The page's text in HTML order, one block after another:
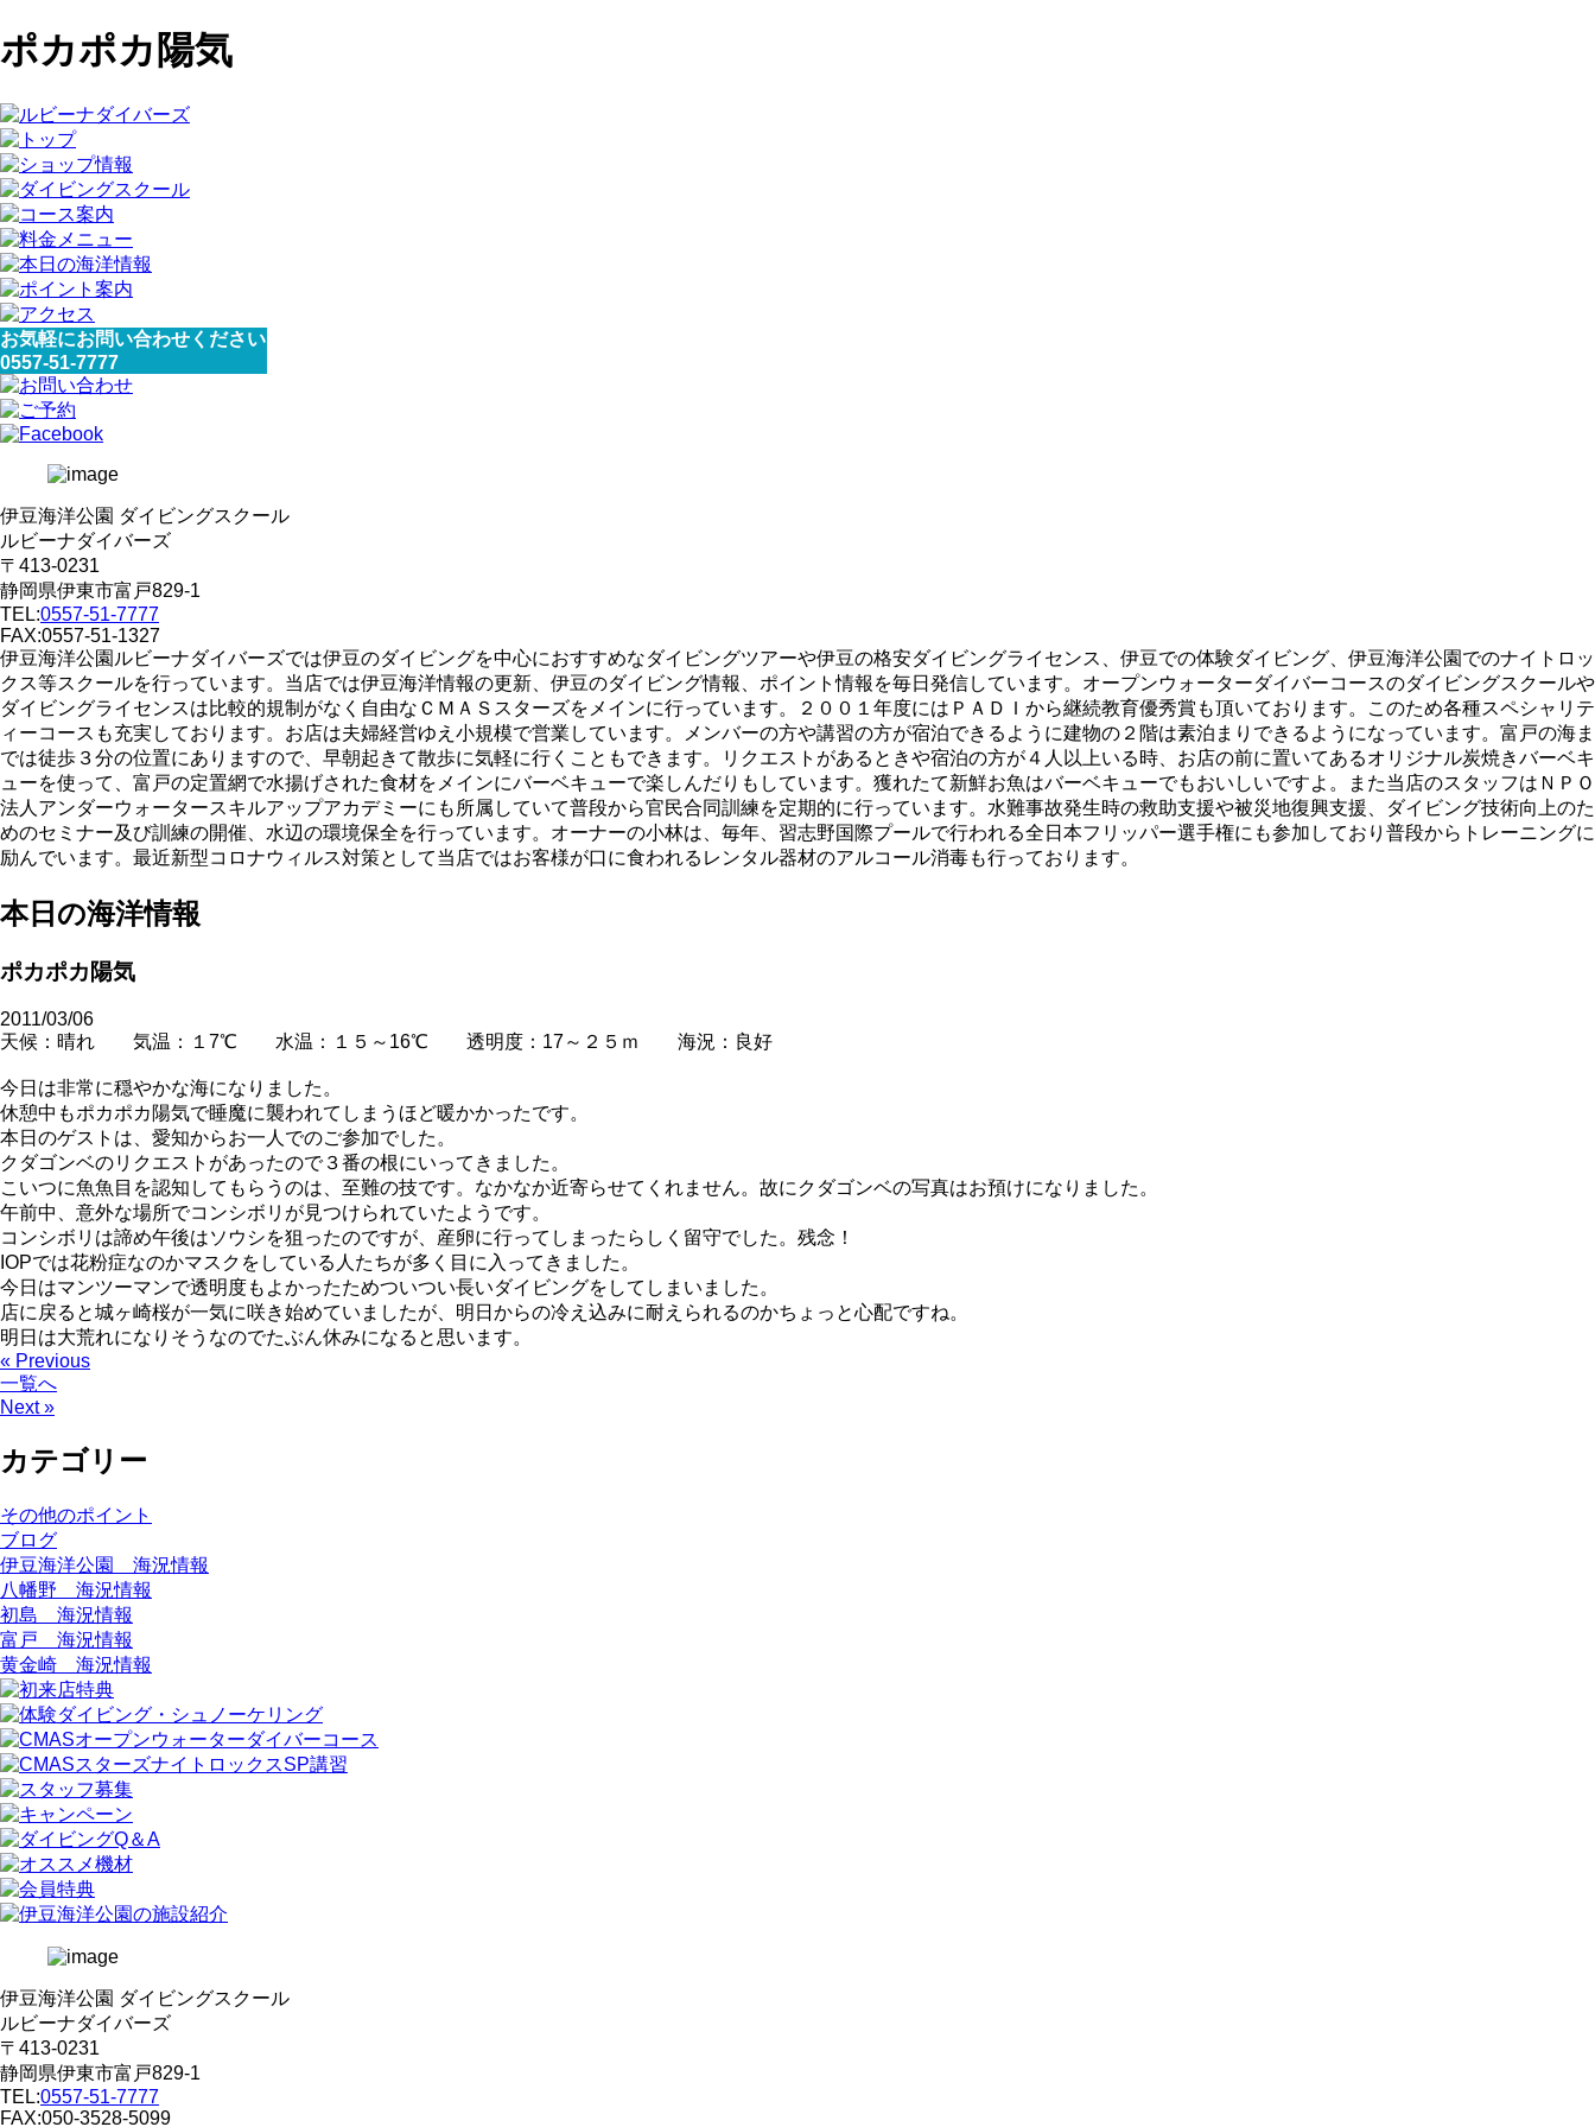
ポカポカ陽気
お気軽にお問い合わせください
0557-51-7777
伊豆海洋公園 ダイビングスクール
ルビーナダイバーズ
〒413-0231
静岡県伊東市富戸829-1
TEL:0557-51-7777
FAX:0557-51-1327
伊豆海洋公園ルビーナダイバーズでは伊豆のダイビングを中心におすすめなダイビングツアーや伊豆の格安ダイビングライセンス、伊豆での体験ダイビング、伊豆海洋公園でのナイトロッ
クス等スクールを行っています。当店では伊豆海洋情報の更新、伊豆のダイビング情報、ポイント情報を毎日発信しています。オープンウォーターダイバーコースのダイビングスクールや
ダイビングライセンスは比較的規制がなく自由なＣＭＡＳスターズをメインに行っています。２００１年度にはＰＡＤＩから継続教育優秀賞も頂いております。このため各種スペシャリテ
ィーコースも充実しております。お店は夫婦経営ゆえ小規模で営業しています。メンバーの方や講習の方が宿泊できるように建物の２階は素泊まりできるようになっています。富戸の海ま
では徒歩３分の位置にありますので、早朝起きて散歩に気軽に行くこともできます。リクエストがあるときや宿泊の方が４人以上いる時、お店の前に置いてあるオリジナル炭焼きバーベキ
ューを使って、富戸の定置網で水揚げされた食材をメインにバーベキューで楽しんだりもしています。獲れたて新鮮お魚はバーベキューでもおいしいですよ。また当店のスタッフはＮＰＯ
法人アンダーウォータースキルアップアカデミーにも所属していて普段から官民合同訓練を定期的に行っています。水難事故発生時の救助支援や被災地復興支援、ダイビング技術向上のた
めのセミナー及び訓練の開催、水辺の環境保全を行っています。オーナーの小林は、毎年、習志野国際プールで行われる全日本フリッパー選手権にも参加しており普段からトレーニングに
励んでいます。最近新型コロナウィルス対策として当店ではお客様が口に食われるレンタル器材のアルコール消毒も行っております。
本日の海洋情報
ポカポカ陽気
2011/03/06
天候：晴れ 気温：１7℃ 水温：１５～16℃ 透明度：17～２５ｍ 海況：良好
今日は非常に穏やかな海になりました。
休憩中もポカポカ陽気で睡魔に襲われてしまうほど暖かかったです。
本日のゲストは、愛知からお一人でのご参加でした。
クダゴンベのリクエストがあったので３番の根にいってきました。
こいつに魚魚目を認知してもらうのは、至難の技です。なかなか近寄らせてくれません。故にクダゴンベの写真はお預けになりました。
午前中、意外な場所でコンシボリが見つけられていたようです。
コンシボリは諦め午後はソウシを狙ったのですが、産卵に行ってしまったらしく留守でした。残念！
IOPでは花粉症なのかマスクをしている人たちが多く目に入ってきました。
今日はマンツーマンで透明度もよかったためついつい長いダイビングをしてしまいました。
店に戻ると城ヶ崎桜が一気に咲き始めていましたが、明日からの冷え込みに耐えられるのかちょっと心配ですね。
明日は大荒れになりそうなのでたぶん休みになると思います。
« Previous
一覧へ
Next »
カテゴリー
その他のポイント
ブログ
伊豆海洋公園 海況情報
八幡野 海況情報
初島 海況情報
富戸 海況情報
黄金崎 海況情報
伊豆海洋公園 ダイビングスクール
ルビーナダイバーズ
〒413-0231
静岡県伊東市富戸829-1
TEL:0557-51-7777
FAX:050-3528-5099